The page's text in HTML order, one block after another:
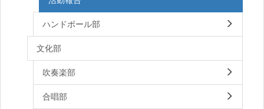
ハンドボール部
文化部
吹奏楽部
合唱部